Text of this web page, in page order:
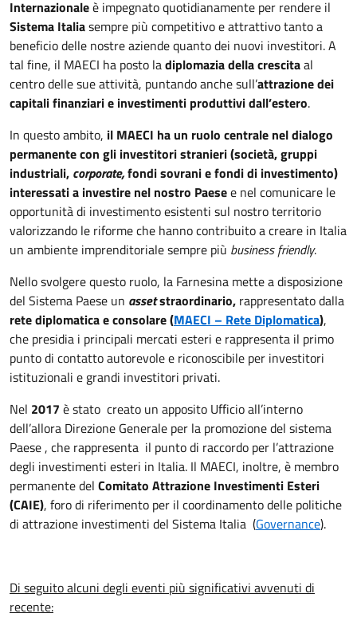
Internazionaleè impegnato quotidianamente per rendere il
Sistema Italiasempre più competitivo e attrattivo tanto a
beneficio delle nostre aziende quanto dei nuovi investitori. A
tal fine, il MAECI ha posto ladiplomazia della crescitaal
centro delle sue attività, puntando anche sull’attrazione dei
capitali finanziari e investimenti produttivi dall’estero.
In questo ambito, il MAECI ha un ruolo centrale nel dialogo
permanente con gli investitori stranieri (società, gruppi
industriali, corporate,fondi sovrani e fondi di investimento)
interessati a investire nel nostro Paesee nel comunicare le
opportunità di investimento esistenti sul nostro territorio
valorizzando le riforme che hanno contribuito a creare in Italia
un ambiente imprenditoriale sempre più business friendly.
Nello svolgere questo ruolo, la Farnesina mette a disposizione
del Sistema Paese un assetstraordinario, rappresentato dalla
rete diplomatica e consolare (MAECI – Rete Diplomatica),
che presidia i principali mercati esteri e rappresenta il primo
punto di contatto autorevole e riconoscibile per investitori
istituzionali e grandi investitori privati.
Nel 2017 è stato creato un apposito Ufficio all’interno
dell’allora Direzione Generale per la promozione del sistema
Paese , che rappresenta il punto di raccordo per l’attrazione
degli investimenti esteri in Italia. Il MAECI, inoltre, è membro
permanente del Comitato Attrazione Investimenti Esteri
(CAIE), foro di riferimento per il coordinamento delle politiche
di attrazione investimenti del Sistema Italia (Governance).
Di seguito alcuni degli eventi più significativi avvenuti di
recente: